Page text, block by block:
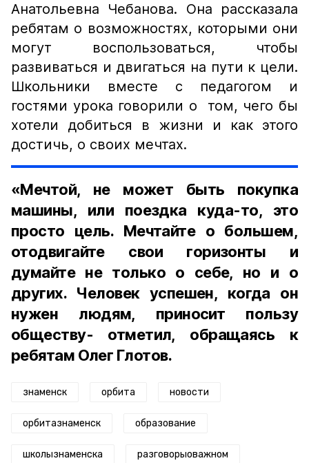
Анатольевна Чебанова. Она рассказала
ребятам о возможностях, которыми они
могут воспользоваться, чтобы
развиваться и двигаться на пути к цели.
Школьники вместе с педагогом и
гостями урока говорили о том, чего бы
хотели добиться в жизни и как этого
достичь, о своих мечтах.
«Мечтой, не может быть покупка
машины, или поездка куда-то, это
просто цель. Мечтайте о большем,
отодвигайте свои горизонты и
думайте не только о себе, но и о
других. Человек успешен, когда он
нужен людям, приносит пользу
обществу- отметил, обращаясь к
ребятам Олег Глотов.
знаменск орбита новости
орбитазнаменск образование
школызнаменска разговорыоважном